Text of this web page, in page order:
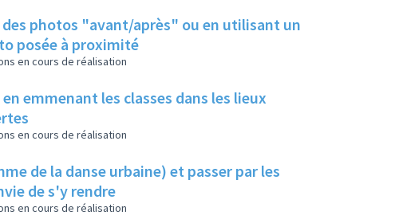
photos "avant/après" ou en utilisant un
posée à proximité
en cours de réalisation
emmenant les classes dans les lieux
en cours de réalisation
de la danse urbaine) et passer par les
de s'y rendre
en cours de réalisation